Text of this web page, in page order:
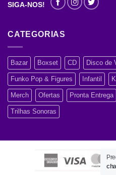
SIGA-NOS!
CATEGORIAS
Bazar Boxset CD Disco de
Funko Pop & Figures Infantil
Merch Ofertas Pronta Entrega
Trilhas Sonoras